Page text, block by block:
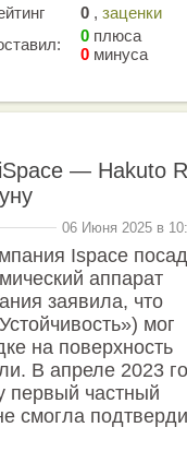
0 , заценки
0 плюса
0 минуса
iSpace — Hakuto
06 Июня 2025 в
Ispace
аппарат
заявила, что
мог
на поверхность
В апреле 2023
первый частный
смогла